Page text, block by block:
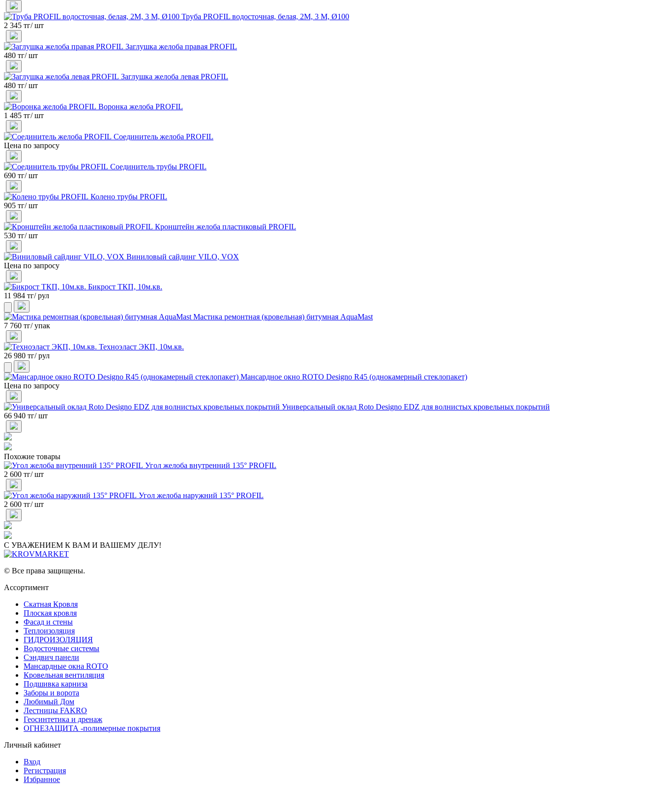
Труба PROFIL водосточная, белая, 2М, 3 М, Ø100
2 345 тг/ шт
Заглушка желоба правая PROFIL
480 тг/ шт
Заглушка желоба левая PROFIL
480 тг/ шт
Воронка желоба PROFIL
1 485 тг/ шт
Соединитель желоба PROFIL
Цена по запросу
Соединитель трубы PROFIL
690 тг/ шт
Колено трубы PROFIL
905 тг/ шт
Кронштейн желоба пластиковый PROFIL
530 тг/ шт
Виниловый сайдинг VILO, VOX
Цена по запросу
Бикрост ТКП, 10м.кв.
11 984 тг/ рул
Мастика ремонтная (кровельная) битумная AquaMast
7 760 тг/ упак
Техноэласт ЭКП, 10м.кв.
26 980 тг/ рул
Мансардное окно ROTO Designo R45 (однокамерный стеклопакет)
Цена по запросу
Универсальный оклад Roto Designo EDZ для волнистых кровельных покрытий
66 940 тг/ шт
Похожие товары
Угол желоба внутренний 135° PROFIL
2 600 тг/ шт
Угол желоба наружний 135° PROFIL
2 600 тг/ шт
С УВАЖЕНИЕМ К ВАМ И ВАШЕМУ ДЕЛУ!
© Все права защищены.
Ассортимент
Скатная Кровля
Плоская кровля
Фасад и стены
Теплоизоляция
ГИДРОИЗОЛЯЦИЯ
Водосточные системы
Сэндвич панели
Мансардные окна ROTO
Кровельная вентиляция
Подшивка карниза
Заборы и ворота
Любимый Дом
Лестницы FAKRO
Геосинтетика и дренаж
ОГНЕЗАЩИТА -полимерные покрытия
Личный кабинет
Вход
Регистрация
Избранное